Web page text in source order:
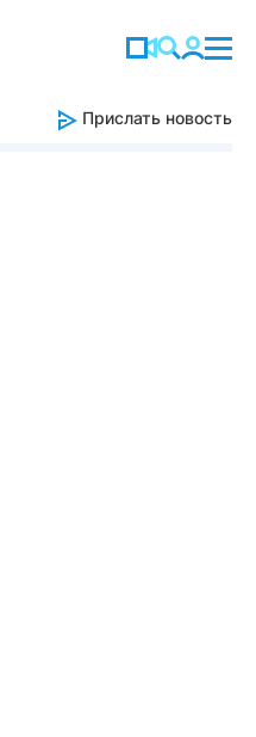
Прислать новость